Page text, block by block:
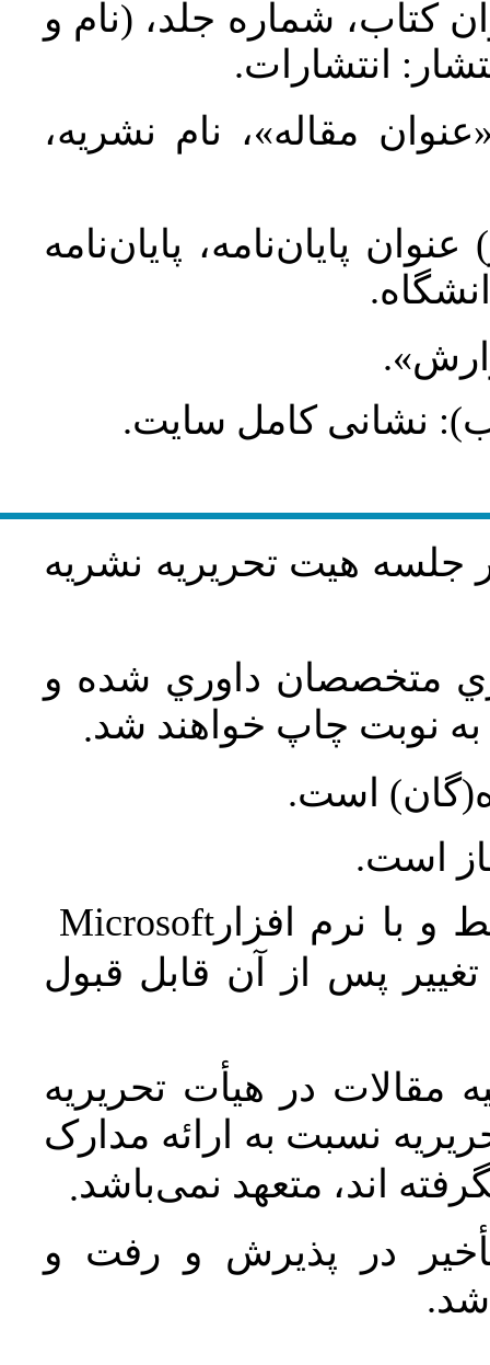
کتاب، شماره جلد، (نام و
انتشارات.
مقاله»، نام نشریه،
پایان‌نامه، پایان‌نامه
نشانی کامل سایت.
جلسه هيت تحريريه نشريه
متخصصان داوري شده و
نوبت چاپ خواهند شد.
است.
است.
و با نرم افزارMicrosoft
پس از آن قابل قبول
مقالات در هیأت تحریریه
نسبت به ارائه مدارک
اند، متعهد نمی‌باشد.
در پذیرش و رفت و
شد.